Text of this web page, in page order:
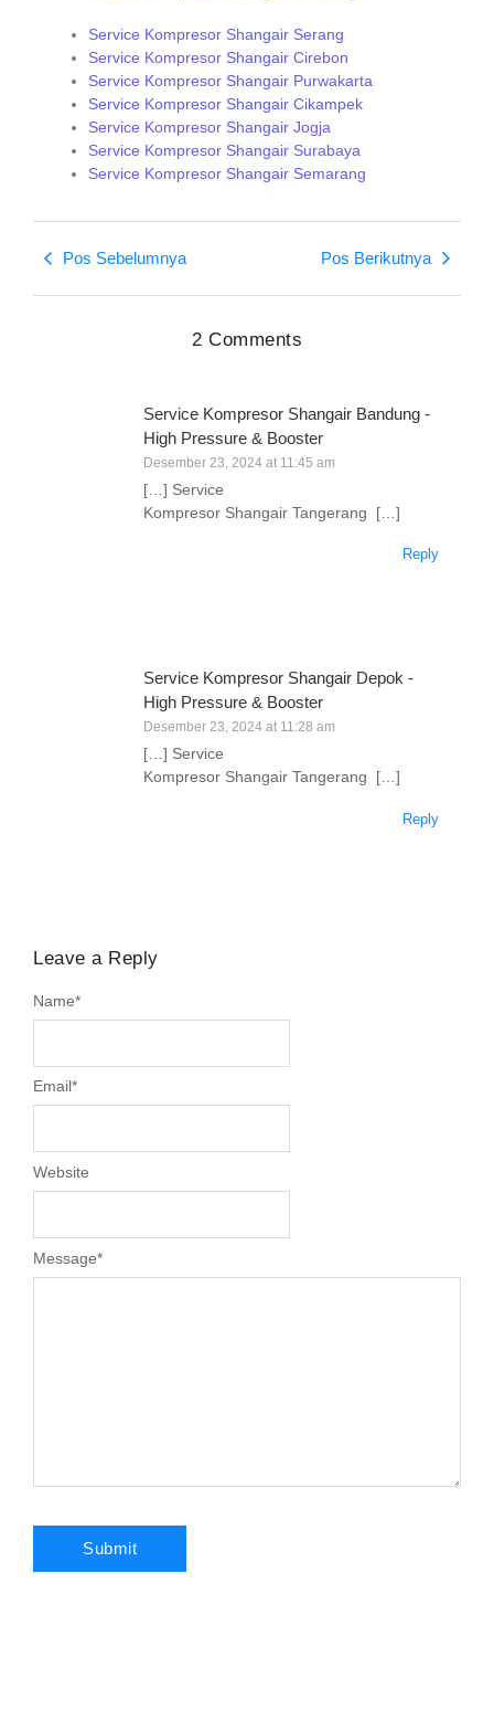
Service Kompresor Shangair Serang
Service Kompresor Shangair Cirebon
Service Kompresor Shangair Purwakarta
Service Kompresor Shangair Cikampek
Service Kompresor Shangair Jogja
Service Kompresor Shangair Surabaya
Service Kompresor Shangair Semarang
Pos Sebelumnya Pos Berikutnya
2 Comments
Service Kompresor Shangair Bandung -
High Pressure & Booster
Desember 23, 2024 at 11:45 am
[…] Service
Kompresor Shangair Tangerang […]
Reply
Service Kompresor Shangair Depok -
High Pressure & Booster
Desember 23, 2024 at 11:28 am
[…] Service
Kompresor Shangair Tangerang […]
Reply
Leave a Reply
Message*
Name*
Email*
Website